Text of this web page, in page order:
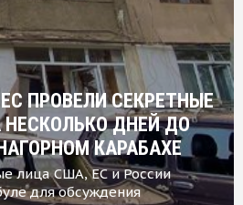
ПРОВЕЛИ СЕКРЕТНЫЕ
НЕСКОЛЬКО ДНЕЙ ДО
КАРАБАХЕ
лица США, ЕС и России
для обсуждения